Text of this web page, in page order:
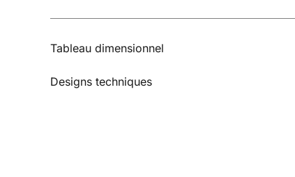
Tableau dimensionnel
Designs techniques